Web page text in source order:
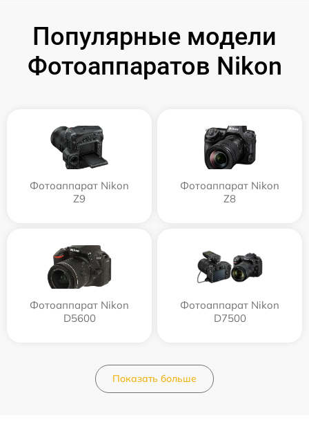
Популярные модели
Фотоаппаратов Nikon
Фотоаппарат Nikon
Z9
Фотоаппарат Nikon
Z8
Фотоаппарат Nikon
D5600
Фотоаппарат Nikon
D7500
Показать больше